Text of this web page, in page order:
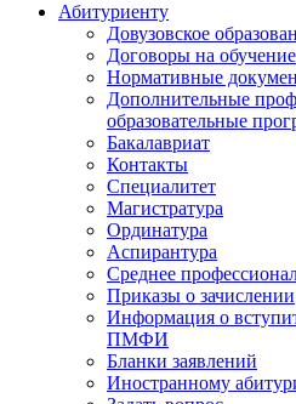
Абитуриенту
Довузовское
Договоры на обучение
Нормативные
Дополнительные
образовательные
Бакалавриат
Контакты
Специалитет
Магистратура
Ординатура
Аспирантура
Среднее
Приказы о зачислении
Информация о
ПМФИ
Бланки заявлений
Иностранному